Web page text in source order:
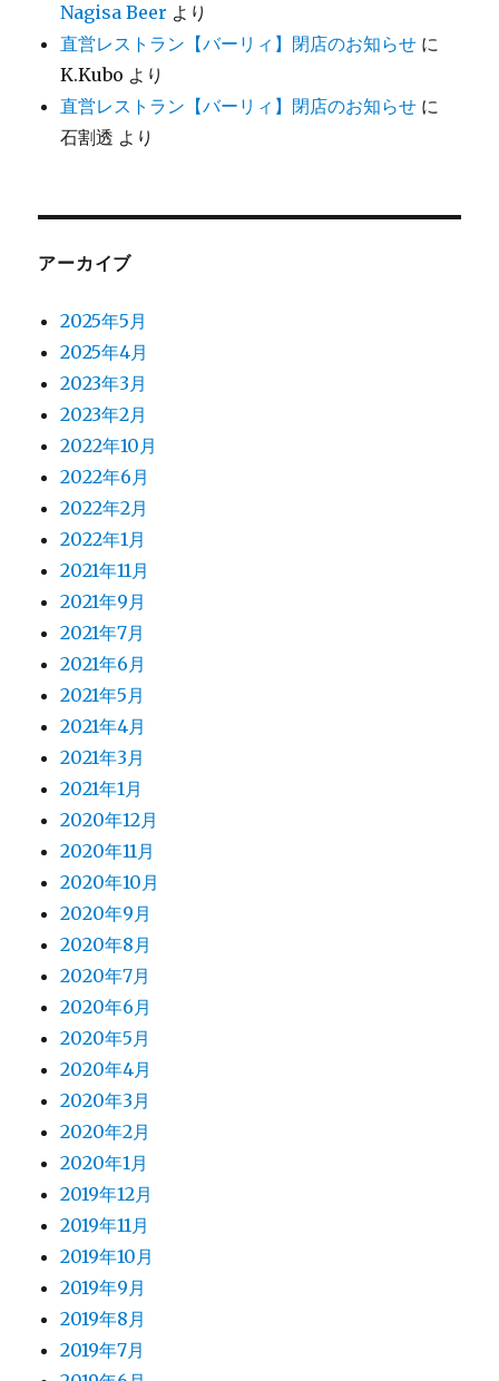
Nagisa Beer より
直営レストラン【バーリィ】閉店のお知らせ に
K.Kubo より
直営レストラン【バーリィ】閉店のお知らせ に
石割透 より
アーカイブ
2025年5月
2025年4月
2023年3月
2023年2月
2022年10月
2022年6月
2022年2月
2022年1月
2021年11月
2021年9月
2021年7月
2021年6月
2021年5月
2021年4月
2021年3月
2021年1月
2020年12月
2020年11月
2020年10月
2020年9月
2020年8月
2020年7月
2020年6月
2020年5月
2020年4月
2020年3月
2020年2月
2020年1月
2019年12月
2019年11月
2019年10月
2019年9月
2019年8月
2019年7月